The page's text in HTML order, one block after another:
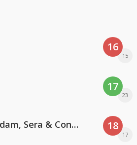
Kris Kross Amsterdam, Sera & Conor Maynard
16
15
17
23
18
17